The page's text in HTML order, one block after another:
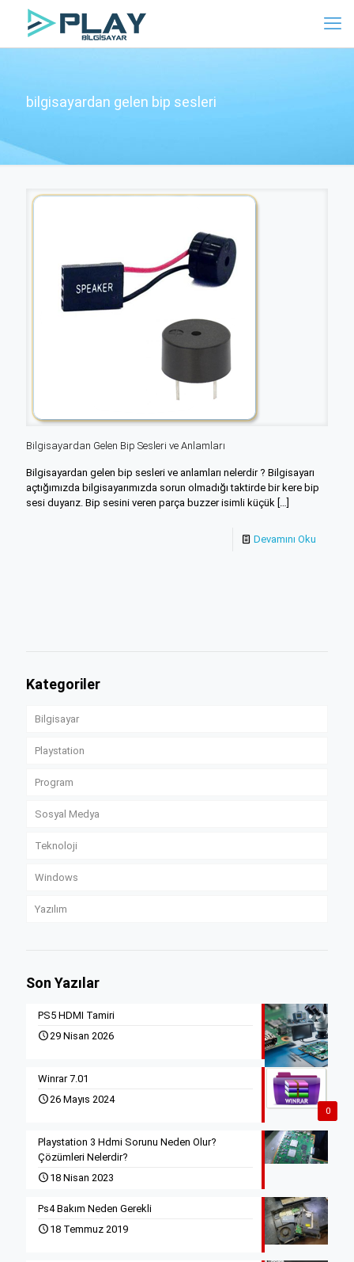
bilgisayardan gelen bip sesleri
Bilgisayardan Gelen Bip Sesleri ve Anlamları
Bilgisayardan gelen bip sesleri ve anlamları nelerdir ? Bilgisayarı
açtığımızda bilgisayarımızda sorun olmadığı taktirde bir kere bip
sesi duyarız. Bip sesini veren parça buzzer isimli küçük
Devamını Oku
Kategoriler
Bilgisayar
Playstation
Program
Sosyal Medya
Teknoloji
Windows
Yazılım
Son Yazılar
PS5 HDMI Tamiri
29 Nisan 2026
0
Winrar 7.01
26 Mayıs 2024
Playstation 3 Hdmi Sorunu Neden Olur?
Çözümleri Nelerdir?
18 Nisan 2023
Ps4 Bakım Neden Gerekli
18 Temmuz 2019